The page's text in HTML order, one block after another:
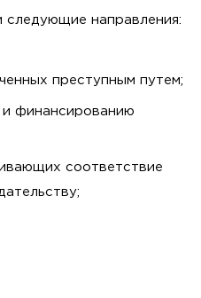
следующие направления:
преступным путем;
и финансированию
соответствие